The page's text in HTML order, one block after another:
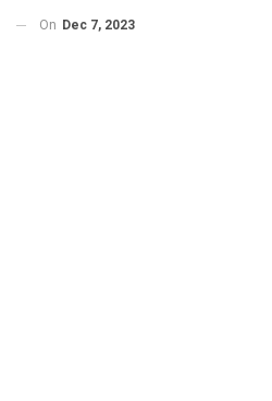
On Dec 7, 2023